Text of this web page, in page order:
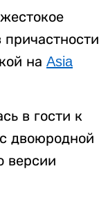
на Asia
в гости к
двоюродной
версии